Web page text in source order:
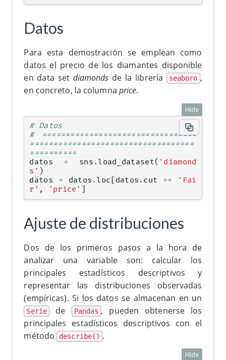
Datos
Para esta demostración se emplean como
datos el precio de los diamantes disponible
en data set diamonds de la librería seaborn ,
en concreto, la columna price.
Hide
# Datos
# =================================
===================================
==========
datos
= sns . load_dataset( 'diamond
s' )
datos
= datos . loc [ datos . cut ==
'Fai
r' , 'price' ]
Ajuste de distribuciones
Dos de los primeros pasos a la hora de
analizar una variable son: calcular los
principales estadísticos descriptivos y
representar las distribuciones observadas
(empíricas). Si los datos se almacenan en un
Serie de Pandas , pueden obtenerse los
principales estadísticos descriptivos con el
método describe() .
Hide